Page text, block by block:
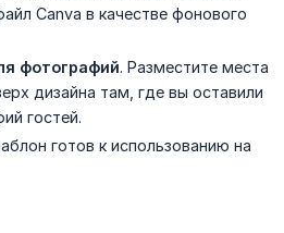
Canva в качестве фонового
фотографий. Разместите места
дизайна там, где вы оставили
гостей.
готов к использованию на